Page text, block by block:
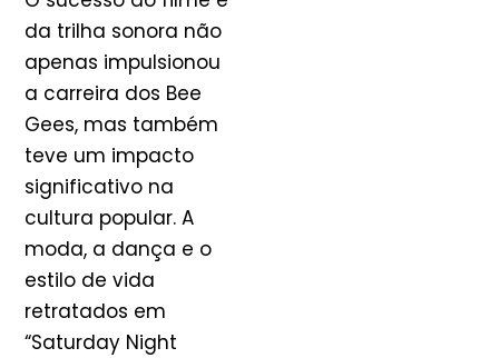
da trilha sonora não
apenas impulsionou
a carreira dos Bee
Gees, mas também
teve um impacto
significativo na
cultura popular. A
moda, a dança e o
estilo de vida
retratados em
“Saturday Night